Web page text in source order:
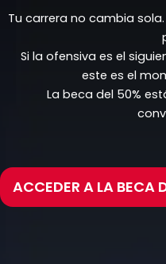
Tu carrera no cambia
Si la ofensiva es el
este es el
La beca del 50%
ACCEDER A LA BECA